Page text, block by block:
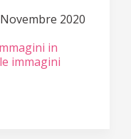
2020
in
immagini